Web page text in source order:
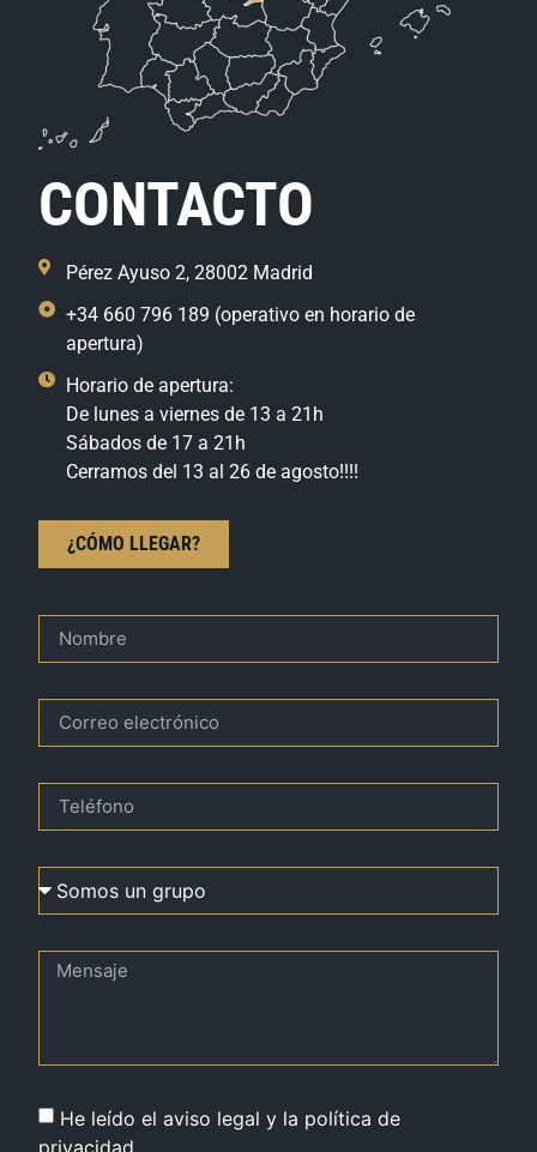
CONTACTO
Pérez Ayuso 2, 28002 Madrid
+34 660 796 189 (operativo en horario de
apertura)
Horario de apertura:
De lunes a viernes de 13 a 21h
Sábados de 17 a 21h
Cerramos del 13 al 26 de agosto!!!!
¿CÓMO LLEGAR?
He leído el aviso legal y la política de
privacidad